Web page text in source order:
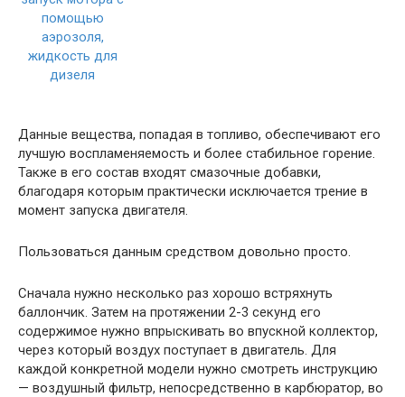
Данные вещества, попадая в топливо, обеспечивают его
лучшую воспламеняемость и более стабильное горение.
Также в его состав входят смазочные добавки,
благодаря которым практически исключается трение в
момент запуска двигателя.
Пользоваться данным средством довольно просто.
Сначала нужно несколько раз хорошо встряхнуть
баллончик. Затем на протяжении 2-3 секунд его
содержимое нужно впрыскивать во впускной коллектор,
через который воздух поступает в двигатель. Для
каждой конкретной модели нужно смотреть инструкцию
— воздушный фильтр, непосредственно в карбюратор, во